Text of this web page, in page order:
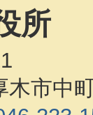
所
木市中